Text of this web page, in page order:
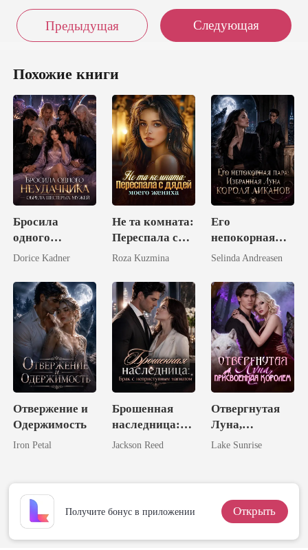
Предыдущая Следующая
Похожие книги
Бросила
одного
неудачника -
шестерых
мужей
Dorice Kadner
Не та комната:
Переспала с
дядей моего
Roza Kuzmina
Его
непокорная
пара:
Луна короля
ликанов
Selinda Andreasen
Отвержение и
Одержимость
Iron Petal
Брошенная
наследница:
Брак с
Jackson Reed
Отвергнутая
Луна,
присвоенная
Lake Sunrise
Получите бонус в приложении Открыть